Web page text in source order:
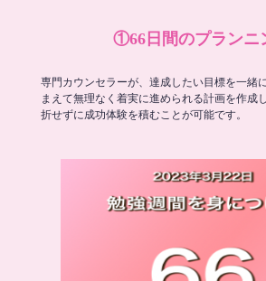
①66日間のプランニ
専門カウンセラーが、達成したい目標を一緒
まえて無理なく着実に進められる計画を作成
折せずに成功体験を積むことが可能です。